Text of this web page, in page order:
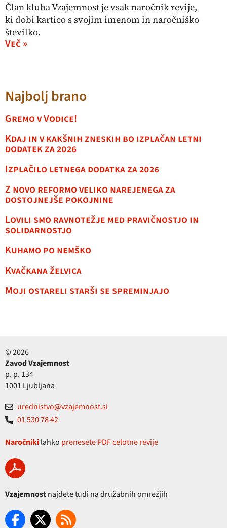
Član kluba Vzajemnost je vsak naročnik revije,
ki dobi kartico s svojim imenom in naročniško
številko.
Več »
Najbolj brano
Gremo v Vodice!
Kdaj in v kakšnih zneskih bo izplačan letni
dodatek za 2026
Izplačilo letnega dodatka za 2026
Z novo reformo veliko narejenega za
dostojnejše pokojnine
Lovili smo ravnotežje med pravičnostjo in
solidarnostjo
Kuhamo po nemško
Kvačkana želvica
Moji ostareli starši se spreminjajo
© 2026
Zavod Vzajemnost
p. p. 134
1001 Ljubljana
urednistvo@vzajemnost.si
01 530 78 42
Naročnikilahko prenesete PDF celotne revije
Vzajemnostnajdete tudi na družabnih omrežjih